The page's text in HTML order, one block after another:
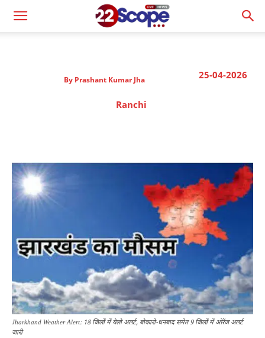
25-04-2026
By Prashant Kumar Jha
Ranchi
Jharkhand Weather Alert: 18 जिलों में येलो अलर्ट, बोकारो-धनबाद समेत 9 जिलों में ओरेंज अलर्ट
जारी